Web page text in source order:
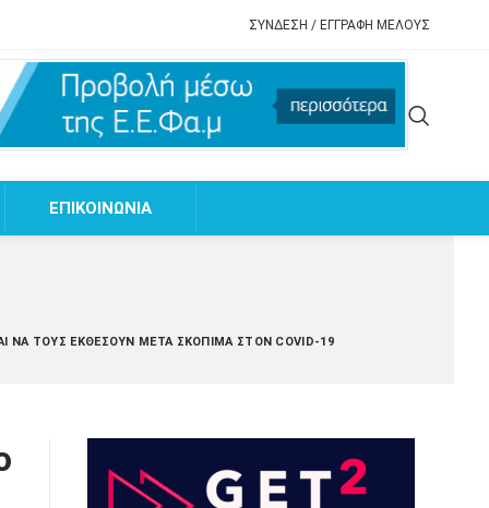
ΣΥΝΔΕΣΗ / ΕΓΓΡΑΦΗ ΜΕΛΟΥΣ
EΠΙΚΟΙΝΩΝΙΑ
ΝΑ ΤΟΥΣ ΕΚΘΈΣΟΥΝ ΜΕΤΆ ΣΚΌΠΙΜΑ ΣΤΟΝ COVID-19